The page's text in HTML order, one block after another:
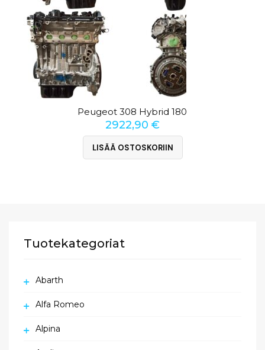
Peugeot 308 Hybrid 180
2922,90 €
LISÄÄ OSTOSKORIIN
Tuotekategoriat
Abarth
Alfa Romeo
Alpina